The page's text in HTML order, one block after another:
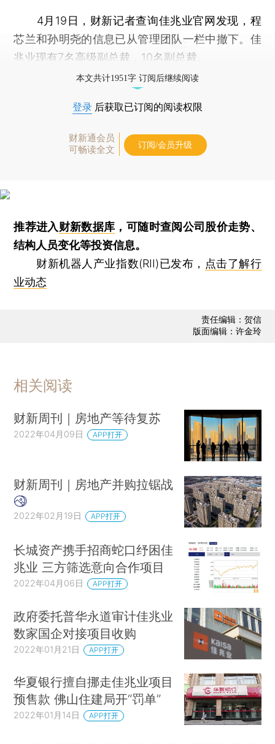
4月19日，财新记者查询佳兆业官网发现，程
芯兰和孙明尧的信息已从管理团队一栏中撤下。佳
兆业现有7名高级副总裁，10名副总裁。
本文共计1951字 订阅后继续阅读
登录 后获取已订阅的阅读权限
财新通会员
可畅读全文
订阅/会员升级
推荐进入财新数据库 ，可随时查阅公司股价走势、
结构人员变化等投资信息。
财新机器人产业指数(RII)已发布， 点击了解行
业动态
责任编辑：贺信
版面编辑：许金玲
相关阅读
财新周刊｜房地产等待复苏
2022年04月09日 APP打开
财新周刊｜房地产并购拉锯战
2022年02月19日 APP打开
长城资产携手招商蛇口纾困佳
兆业 三方筛选意向合作项目
2022年04月06日 APP打开
政府委托普华永道审计佳兆业
数家国企对接项目收购
2022年01月21日 APP打开
华夏银行擅自挪走佳兆业项目
预售款 佛山住建局开“罚单”
2022年01月14日 APP打开